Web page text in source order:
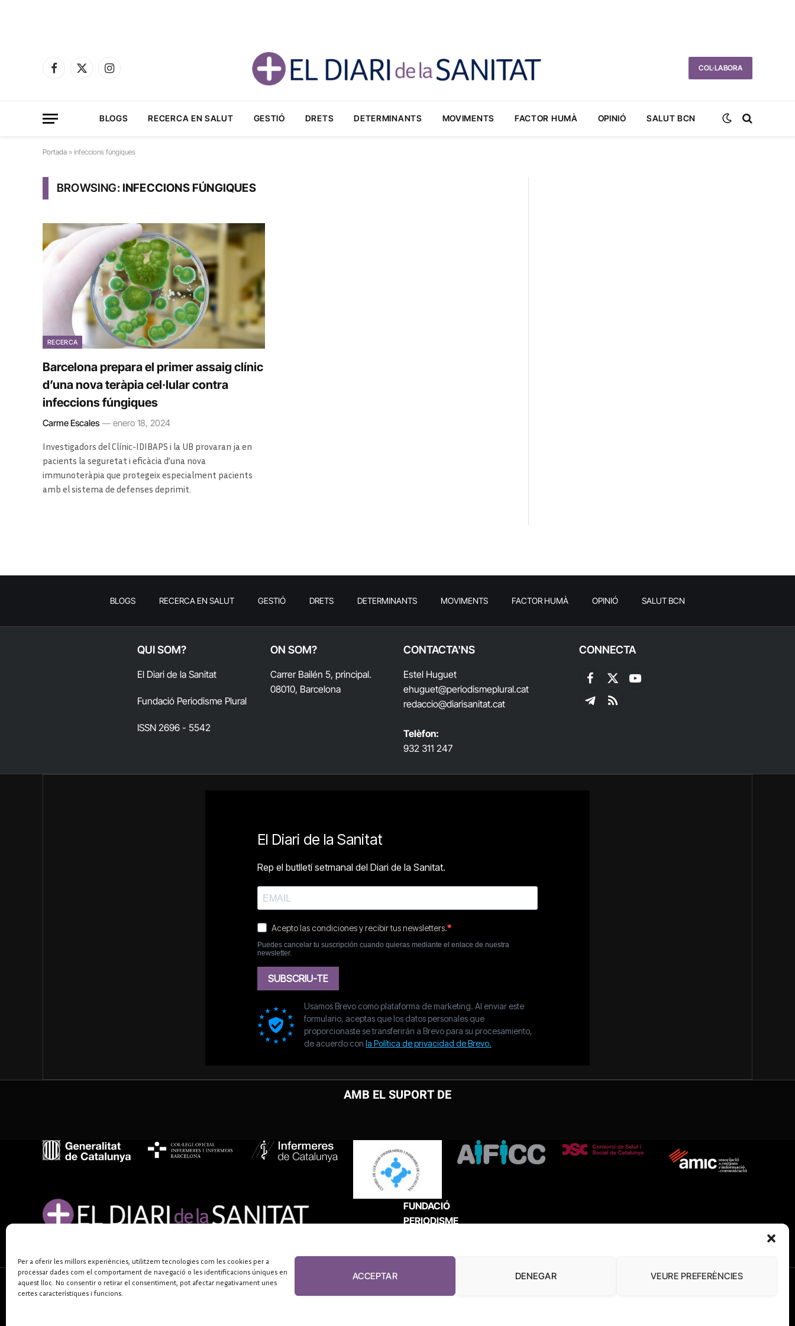
Per a oferir les millors experiències, utilitzem tecnologies com les cookies per a
processar dades com el comportament de navegació o les identificacions úniques en
aquest lloc. No consentir o retirar el consentiment, pot afectar negativament unes
certes característiques i funcions.
ACCEPTAR DENEGAR VEURE PREFERÈNCIES
Facebook
X
Instagram
COL·LABORA
BLOGS RECERCA EN SALUT GESTIÓ DRETS DETERMINANTS MOVIMENTS FACTOR HUMÀ OPINIÓ SALUT BCN
Portada » infeccions fúngiques
BROWSING:INFECCIONS FÚNGIQUES
RECERCA
Barcelona prepara el primer assaig clínic
d’una nova teràpia cel·lular contra
infeccions fúngiques
Carme Escales enero 18, 2024
Investigadors del Clínic-IDIBAPS i la UB provaran ja en
pacients la seguretat i eficàcia d’una nova
immunoteràpia que protegeix especialment pacients
amb el sistema de defenses deprimit.
BLOGS RECERCA EN SALUT GESTIÓ DRETS DETERMINANTS MOVIMENTS FACTOR HUMÀ OPINIÓ SALUT BCN
QUI SOM?
El Diari de la Sanitat
Fundació Periodisme Plural
ISSN 2696 - 5542
ON SOM?
Carrer Bailén 5, principal.
08010, Barcelona
CONTACTA'NS
Estel Huguet
ehuguet@periodismeplural.cat
redaccio@diarisanitat.cat
Telèfon:
932 311 247
CONNECTA
Facebook
X
(Twitter)
YouTube
TelegramRSS
AMB EL SUPORT DE
FUNDACIÓ
PERIODISME